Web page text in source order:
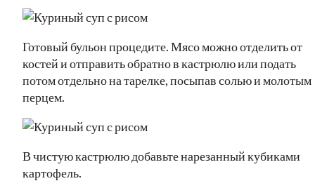
Готовый бульон процедите. Мясо можно отделить от
костей и отправить обратно в кастрюлю или подать
потом отдельно на тарелке, посыпав солью и молотым
перцем.
В чистую кастрюлю добавьте нарезанный кубиками
картофель.